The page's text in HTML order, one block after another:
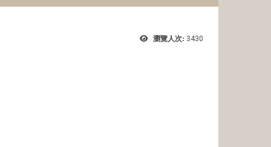
瀏覽人次: 3430